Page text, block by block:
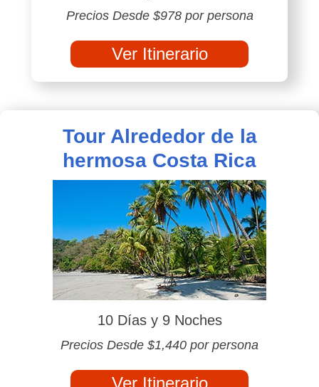
Precios Desde $978 por persona
Ver Itinerario
Tour Alrededor de la
hermosa Costa Rica
10 Días y 9 Noches
Precios Desde $1,440 por persona